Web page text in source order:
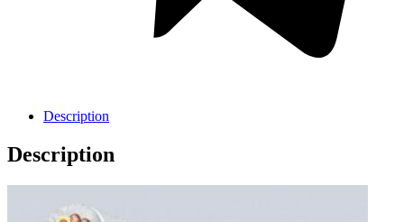
Description
Description